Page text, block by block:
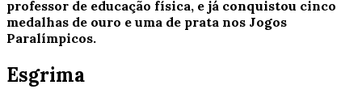
professor de educação física, e já conquistou cinco
medalhas de ouro e uma de prata nos Jogos
Paralímpicos.
Esgrima